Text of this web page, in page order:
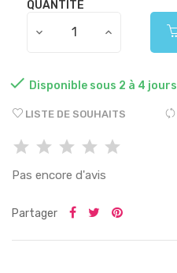
QUANTITÉ
 Disponible sous 2 à 4 jours
LISTE DE SOUHAITS
Pas encore d'avis
Partager